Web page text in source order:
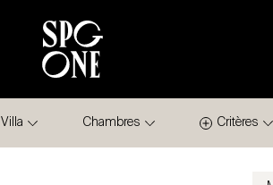
Villa Chambres Critères